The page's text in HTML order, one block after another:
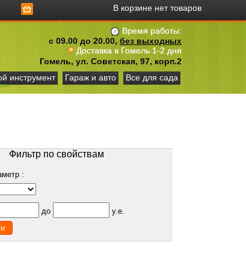
В корзине нет товаров
Время работы:
с 09.00 до 20.00, без выходных
Доставка в Гомель 1-2 дня
Гомель, ул. Советская, 97, корп.2
инструмент Гараж и авто Все для сада
Фильтр по свойствам
:
до у.е.